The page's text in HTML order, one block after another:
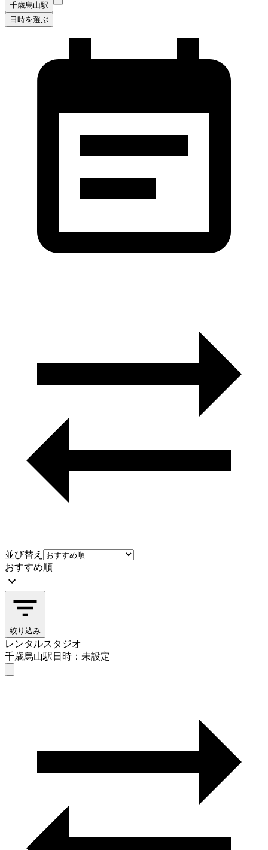
千歳烏山駅
日時を選ぶ
並び替え
おすすめ順
絞り込み
レンタルスタジオ
千歳烏山駅日時：未設定